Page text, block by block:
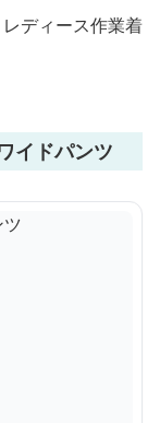
ディース作業着
イドパンツ